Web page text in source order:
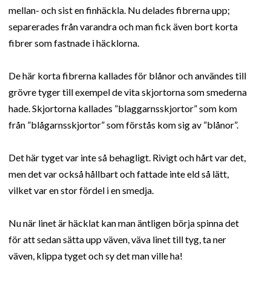
mellan- och sist en finhäckla. Nu delades fibrerna upp;
separerades från varandra och man fick även bort korta
fibrer som fastnade i häcklorna.
De här korta fibrerna kallades för blånor och användes till
grövre tyger till exempel de vita skjortorna som smederna
hade. Skjortorna kallades ”blaggarnsskjortor” som kom
från ”blågarnsskjortor” som förstås kom sig av ”blånor”.
Det här tyget var inte så behagligt. Rivigt och hårt var det,
men det var också hållbart och fattade inte eld så lätt,
vilket var en stor fördel i en smedja.
Nu när linet är häcklat kan man äntligen börja spinna det
för att sedan sätta upp väven, väva linet till tyg, ta ner
väven, klippa tyget och sy det man ville ha!